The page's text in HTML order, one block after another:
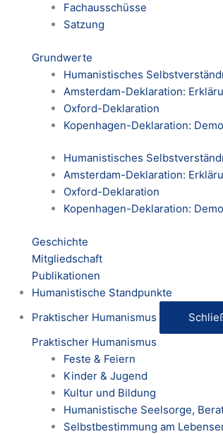
Fachausschüsse
Satzung
Grundwerte
Humanistisches
Amsterdam-Deklaration:
Oxford-Deklaration
Kopenhagen-Deklaration:
Humanistisches
Amsterdam-Deklaration:
Oxford-Deklaration
Kopenhagen-Deklaration:
Geschichte
Mitgliedschaft
Publikationen
Humanistische Standpunkte
Praktischer Humanismus
Praktischer Humanismus
Feste & Feiern
Kinder & Jugend
Kultur und Bildung
Humanistische Seelsorge,
Selbstbestimmung am